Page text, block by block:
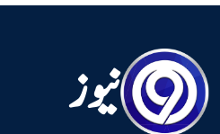
نیوز